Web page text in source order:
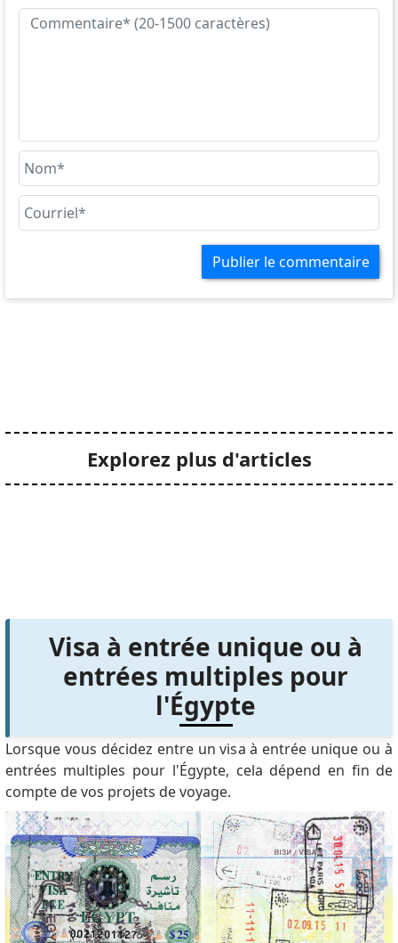
Publier le commentaire
Explorez plus d'articles
Visa à entrée unique ou à
entrées multiples pour
l'Égypte
Lorsque vous décidez entre un visa à entrée unique ou à
entrées multiples pour l'Égypte, cela dépend en fin de
compte de vos projets de voyage.